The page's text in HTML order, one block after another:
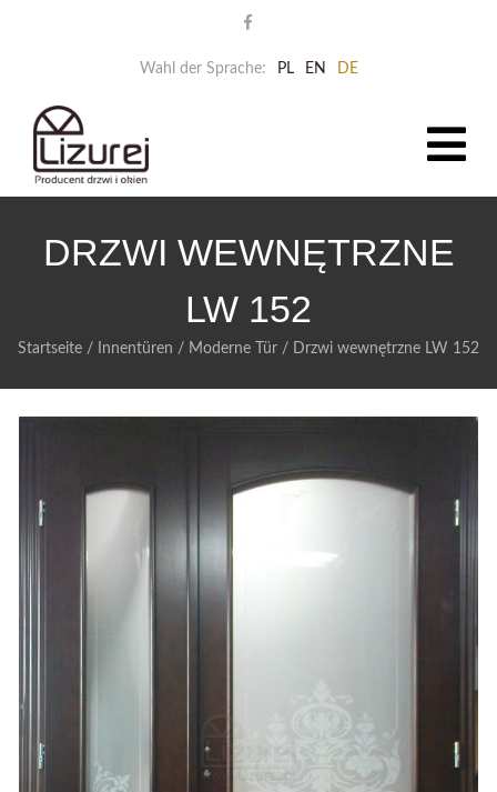
Wahl der Sprache: PL EN DE
DRZWI WEWNĘTRZNE
LW 152
Startseite / Innentüren / Moderne Tür / Drzwi wewnętrzne LW 152